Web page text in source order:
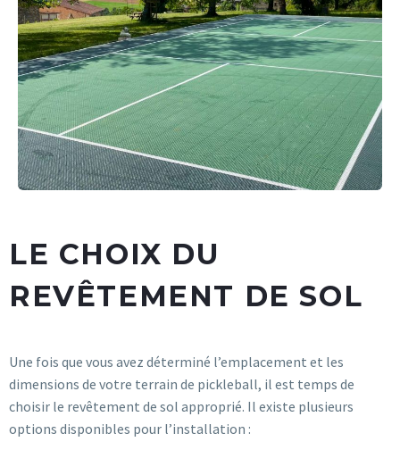
LE CHOIX DU
REVÊTEMENT DE SOL
Une fois que vous avez déterminé l’emplacement et les
dimensions de votre terrain de pickleball, il est temps de
choisir le revêtement de sol approprié. Il existe plusieurs
options disponibles pour l’installation :